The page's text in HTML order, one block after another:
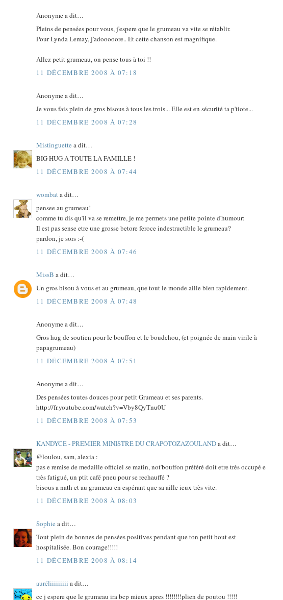
Anonyme a dit…
Pleins de pensées pour vous, j'espere que le grumeau va vite se rétablir.
Pour Lynda Lemay, j'adooooore.. Et cette chanson est magnifique.
Allez petit grumeau, on pense tous à toi !!
11 DÉCEMBRE 2008 À 07:18
Anonyme a dit…
Je vous fais plein de gros bisous à tous les trois... Elle est en sécurité ta p'tiote...
11 DÉCEMBRE 2008 À 07:28
Mistinguette a dit…
BIG HUG A TOUTE LA FAMILLE !
11 DÉCEMBRE 2008 À 07:44
wombata dit…
pensee au grumeau!
comme tu dis qu'il va se remettre, je me permets une petite pointe d'humour:
Il est pas sense etre une grosse betore feroce indestructible le grumeau?
pardon, je sors :-(
11 DÉCEMBRE 2008 À 07:46
MissB a dit…
Un gros bisou à vous et au grumeau, que tout le monde aille bien rapidement.
11 DÉCEMBRE 2008 À 07:48
Anonyme a dit…
Gros hug de soutien pour le bouffon et le boudchou, (et poignée de main virile à
papagrumeau)
11 DÉCEMBRE 2008 À 07:51
Anonyme a dit…
Des pensées toutes douces pour petit Grumeau et ses parents.
http://fr.youtube.com/watch?v=Vby8QyTnu0U
11 DÉCEMBRE 2008 À 07:53
KANDYCE - PREMIER MINISTRE DU CRAPOTOZAZOULANDa dit…
@loulou, sam, alexia :
pas e remise de medaille officiel se matin, not'bouffon préféré doit etre très occupé e
très fatigué, un ptit café pneu pour se rechauffé ?
bisous a nath et au grumeau en espérant que sa aille ieux très vite.
11 DÉCEMBRE 2008 À 08:03
Sophie a dit…
Tout plein de bonnes de pensées positives pendant que ton petit bout est
hospitalisée. Bon courage!!!!!
11 DÉCEMBRE 2008 À 08:14
auréliiiiiiiii a dit…
cc j espere que le grumeau ira bcp mieux apres !!!!!!!!plien de poutou !!!!!